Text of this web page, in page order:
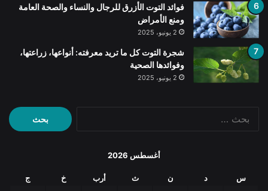
فوائد التوت الأزرق للرجال والنساء والصحة العامة
ومنع الأمراض
2 يونيو، 2025
شجرة التوت كل ما تريد معرفته: أنواعها، زراعتها،
وفوائدها الصحية
2 يونيو، 2025
البحث
عن:
أغسطس 2026
س د ن ث أرب خ ج